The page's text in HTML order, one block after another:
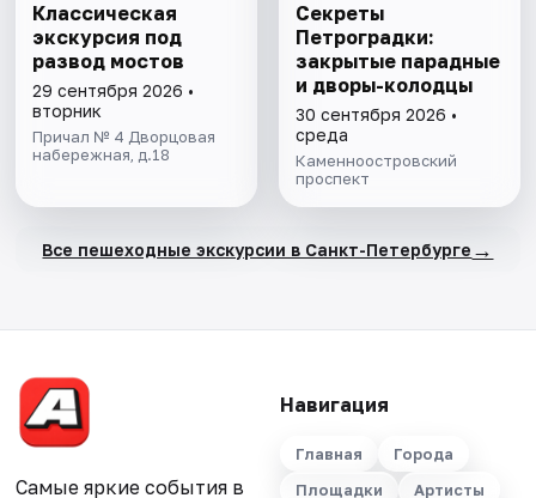
Классическая
экскурсия под
развод мостов
29 сентября 2026 •
вторник
Причал № 4 Дворцовая
набережная, д.18
Секреты
Петроградки:
закрытые парадные
и дворы-колодцы
30 сентября 2026 •
среда
Каменноостровский
проспект
Все пешеходные экскурсии в Санкт-Петербурге →
Самые яркие события в
Навигация
Главная
Города
Площадки
Артисты